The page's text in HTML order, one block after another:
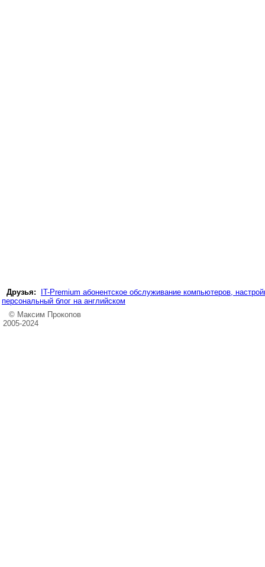
Друзья:
IT-Premium абонентское обслуживание компьютеров,
персональный блог на английском
© Максим Прокопов
2005-2024